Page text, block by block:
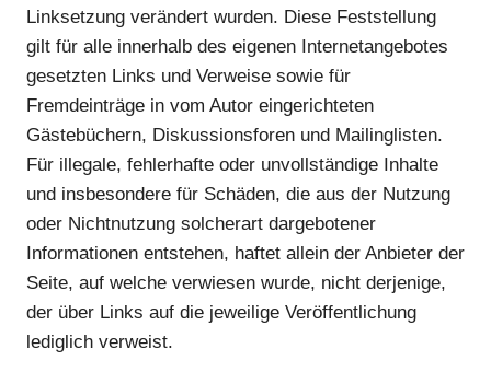
Linksetzung verändert wurden. Diese Feststellung
gilt für alle innerhalb des eigenen Internetangebotes
gesetzten Links und Verweise sowie für
Fremdeinträge in vom Autor eingerichteten
Gästebüchern, Diskussionsforen und Mailinglisten.
Für illegale, fehlerhafte oder unvollständige Inhalte
und insbesondere für Schäden, die aus der Nutzung
oder Nichtnutzung solcherart dargebotener
Informationen entstehen, haftet allein der Anbieter der
Seite, auf welche verwiesen wurde, nicht derjenige,
der über Links auf die jeweilige Veröffentlichung
lediglich verweist.